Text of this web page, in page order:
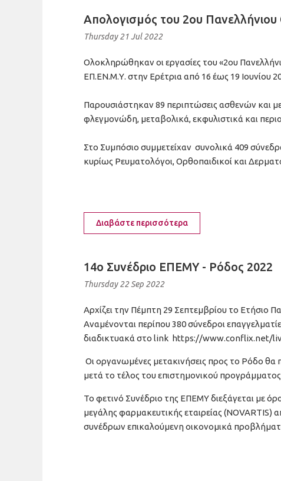
Απολογισμός του 2ου
Thursday 21 Jul 2022
Ολοκληρώθηκαν οι εργασίες του «2ου
ΕΠ.ΕΝ.Μ.Υ. στην Ερέτρια από 16 έως 19 Ιουνίου
Παρουσιάστηκαν 89 περιπτώσεις ασθενών και
φλεγμονώδη, μεταβολικά, εκφυλιστικά και
Στο Συμπόσιο συμμετείχαν συνολικά 409
κυρίως Ρευματολόγοι, Ορθοπαιδικοί και
Διαβάστε περισσότερα
14ο Συνέδριο ΕΠΕΜΥ - Ρόδος 2022
Thursday 22 Sep 2022
Αρχίζει την Πέμπτη 29 Σεπτεμβρίου το Ετήσιο
Αναμένονται περίπου 380 σύνεδροι
διαδικτυακά στο link https://www.conflix.net/
Οι οργανωμένες μετακινήσεις προς το Ρόδο
μετά το τέλος του επιστημονικού
Το φετινό Συνέδριο της ΕΠΕΜΥ διεξάγεται με
μεγάλης φαρμακευτικής εταιρείας
συνέδρων επικαλούμενη οικονομικά